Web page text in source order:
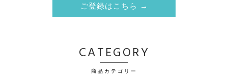
ご登録はこちら →
CATEGORY
商品カテゴリー